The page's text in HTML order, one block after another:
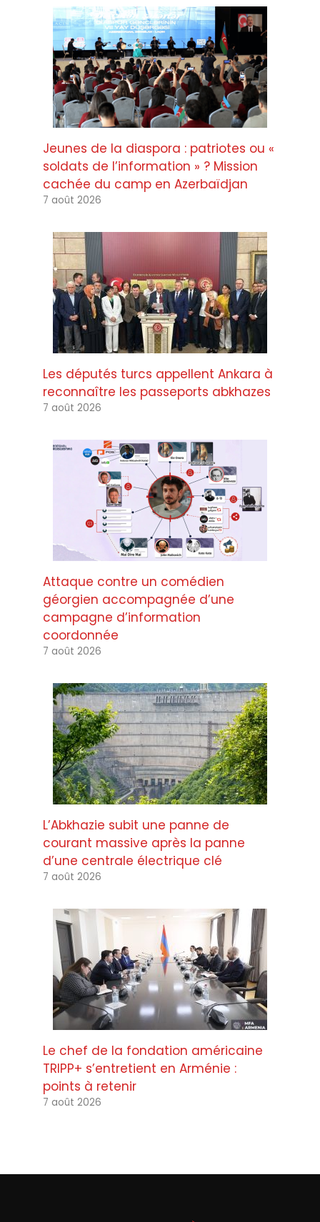
Jeunes de la diaspora : patriotes ou «
soldats de l’information » ? Mission
cachée du camp en Azerbaïdjan
7 août 2026
Les députés turcs appellent Ankara à
reconnaître les passeports abkhazes
7 août 2026
Attaque contre un comédien
géorgien accompagnée d’une
campagne d’information
coordonnée
7 août 2026
L’Abkhazie subit une panne de
courant massive après la panne
d’une centrale électrique clé
7 août 2026
Le chef de la fondation américaine
TRIPP+ s’entretient en Arménie :
points à retenir
7 août 2026